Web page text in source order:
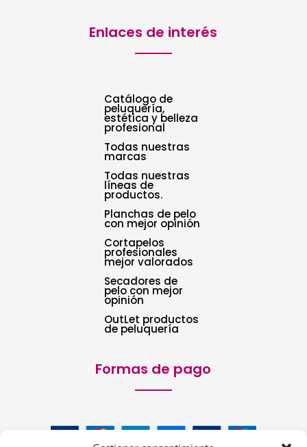
Enlaces de interés
Catálogo de
peluquería,
estética y belleza
profesional
Todas nuestras
marcas
Todas nuestras
líneas de
productos.
Planchas de pelo
con mejor opinión
Cortapelos
profesionales
mejor valorados
Secadores de
pelo con mejor
opinión
OutLet productos
de peluquería
Formas de pago